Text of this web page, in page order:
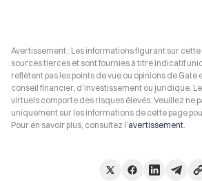
Avertissement : Les informations figurant sur
sources tierces et sont fournies à titre indicatif
reflètent pas les points de vue ou opinions de Gate
conseil financier, d’investissement ou juridique.
virtuels comporte des risques élevés. Veuillez ne
uniquement sur les informations de cette page
Pour en savoir plus, consultez l’avertissement.